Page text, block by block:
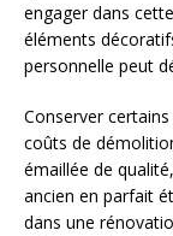
engager dans
éléments
personnelle peut
Conserver
coûts de
émaillée de
ancien en parfait
dans une